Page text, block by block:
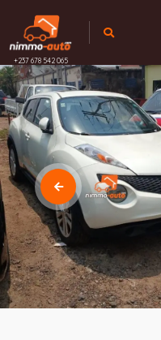
+237 678 542 065